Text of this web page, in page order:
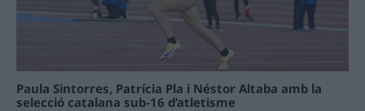
Paula Sintorres, Patrícia Pla i Néstor Altaba amb la
selecció catalana sub-16 d’atletisme